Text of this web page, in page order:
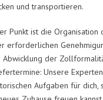
und transportieren.
Punkt ist die Organisation
erforderlichen
der
Unsere
Aufgaben für dich,